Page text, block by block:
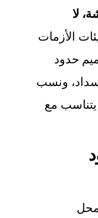
لا
الأزمات
حدود
ونسب
مع